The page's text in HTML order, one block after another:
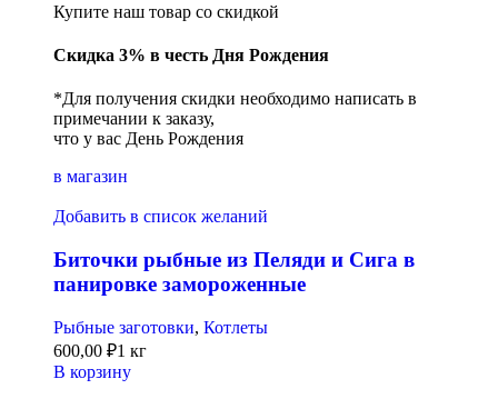
Купите наш товар со скидкой
Скидка 3% в честь Дня Рождения
*Для получения скидки необходимо написать в
примечании к заказу,
что у вас День Рождения
в магазин
Добавить в список желаний
Биточки рыбные из Пеляди и Сига в
панировке замороженные
Рыбные заготовки, Котлеты
600,00 ₽1 кг
В корзину